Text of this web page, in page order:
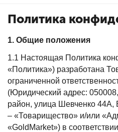
Политика
1. Общие положения
1.1 Настоящая Политика
«Политика») разработана
ограниченной
(Юридический адрес:
район, улица Шевченко
– «Товарищество» и/или
«GoldMarket») в